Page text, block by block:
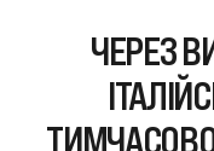
ЧЕРЕЗ